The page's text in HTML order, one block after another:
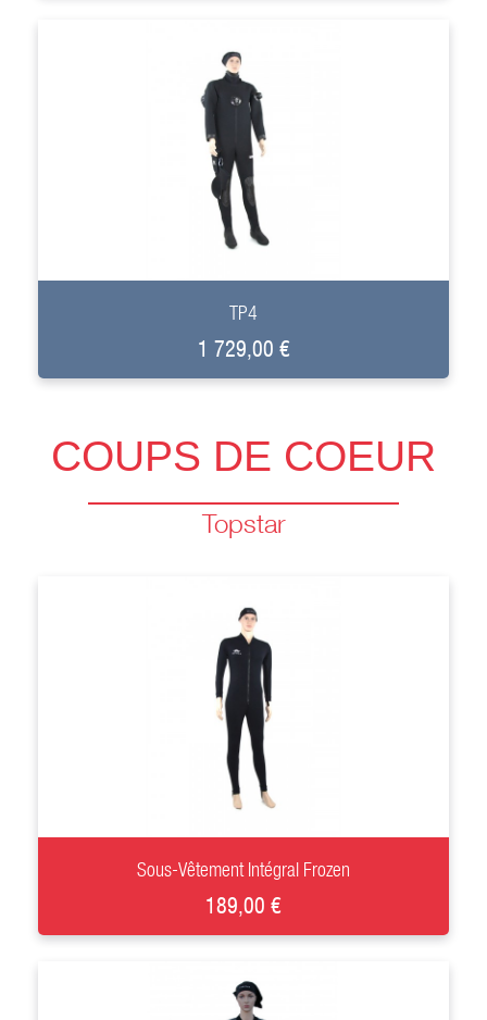
+
TP4
1 729,00 €
COUPS DE COEUR
Topstar
+
Sous-Vêtement Intégral Frozen
189,00 €